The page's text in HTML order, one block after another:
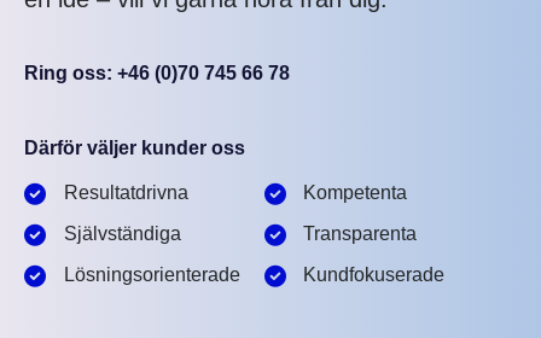
Ring oss: +46 (0)70 745 66 78
Därför väljer kunder oss
Resultatdrivna
Självständiga
Lösningsorienterade
Kompetenta
Transparenta
Kundfokuserade